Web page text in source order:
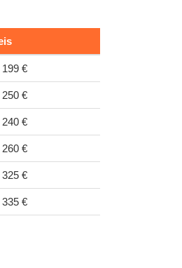
€
€
€
€
€
€